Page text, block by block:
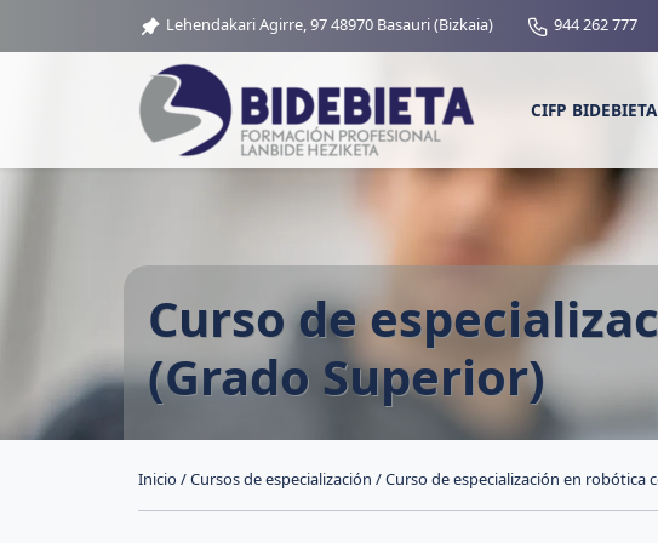
Lehendakari Agirre, 97 48970 Basauri (Bizkaia) 944 262 777
CIFP BIDEBIETA
Curso de
(Grado Superior)
Inicio /Cursos de especialización / Curso de especialización en robótica